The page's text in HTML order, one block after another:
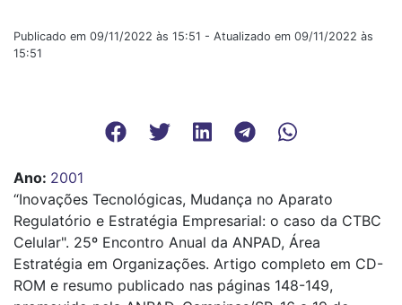
Publicado em 09/11/2022 às 15:51 - Atualizado em 09/11/2022 às
15:51
Ano: 2001
“Inovações Tecnológicas, Mudança no Aparato
Regulatório e Estratégia Empresarial: o caso da CTBC
Celular". 25º Encontro Anual da ANPAD, Área
Estratégia em Organizações. Artigo completo em CD-
ROM e resumo publicado nas páginas 148-149,